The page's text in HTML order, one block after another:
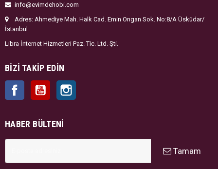
info@evimdehobi.com
Adres: Ahmediye Mah. Halk Cad. Emin Ongan Sok. No:8/A Üsküdar/
İstanbul
Libra İnternet Hizmetleri Paz. Tic. Ltd. Şti.
BIZI TAKIP EDIN
Facebook YouTube
HABER BÜLTENI
Tamam